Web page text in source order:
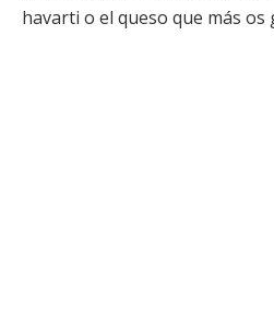
havarti o el queso que más os